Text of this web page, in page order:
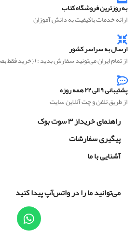
به روزترین فروشگاه کتاب
ارائه خدمات باکیفیت به دانش آموزان
ارسال به سراسر کشور
از تمام ایران می‌تونید سفارش بدید :) { خرید فقط
پشتیبانی ۹ الی ۲۲ همه روزه
از طریق تلفن و چت آنلاین سایت
راهنمای خریداز ۳ سوت بوک
پیگیری سفارشات
آشنایی با ما
می‌توانید ما را در واتس‌آپ پیدا کنید